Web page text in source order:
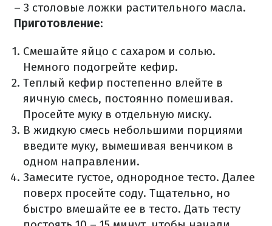
– 3 столовые ложки растительного масла.
Приготовление:
Смешайте яйцо с сахаром и солью.
Немного подогрейте кефир.
Теплый кефир постепенно влейте в
яичную смесь, постоянно помешивая.
Просейте муку в отдельную миску.
В жидкую смесь небольшими порциями
введите муку, вымешивая венчиком в
одном направлении.
Замесите густое, однородное тесто. Далее
поверх просейте соду. Тщательно, но
быстро вмешайте ее в тесто. Дать тесту